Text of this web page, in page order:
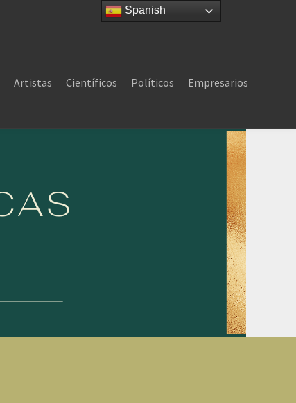
Artistas Científicos Políticos
Empresarios
Spanish